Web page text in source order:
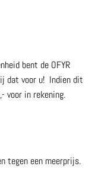
bent de OFYR
dat voor u! Indien dit
voor in rekening.
tegen een meerprijs.